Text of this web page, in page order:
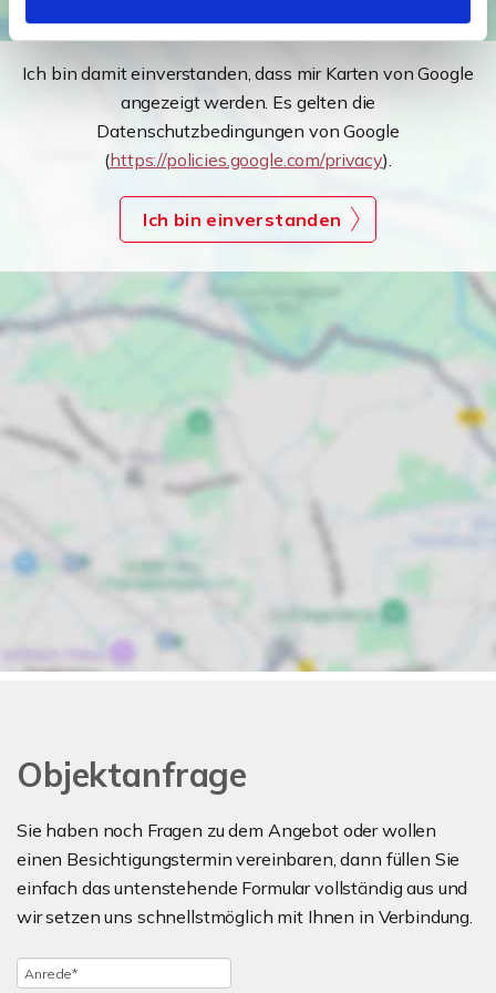
Ich bin damit einverstanden, dass mir Karten von Google
angezeigt werden. Es gelten die
Datenschutzbedingungen von Google
(https://policies.google.com/privacy).
Ich bin einverstanden
Objektanfrage
Sie haben noch Fragen zu dem Angebot oder wollen
einen Besichtigungstermin vereinbaren, dann füllen Sie
einfach das untenstehende Formular vollständig aus und
wir setzen uns schnellstmöglich mit Ihnen in Verbindung.